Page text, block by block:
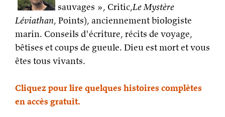
sauvages », Critic,Le Mystère
Léviathan, Points), anciennement biologiste
marin. Conseils d'écriture, récits de voyage,
bêtises et coups de gueule. Dieu est mort et vous
êtes tous vivants.
Cliquez pour lire quelques histoires complètes
en accès gratuit.